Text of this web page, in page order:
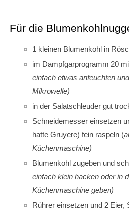
Für die
1 kleinen Blumenkohl in
im Dampfgarprogramm 20
einfach etwas anfeuchten
Mikrowelle)
in der Salatschleuder gut
Schneidemesser einsetzen
hatte Gruyere) fein raspeln (
Küchenmaschine)
Blumenkohl zugeben und
einfach klein hacken oder in
Küchenmaschine geben)
Rührer einsetzen und 2 Eier,